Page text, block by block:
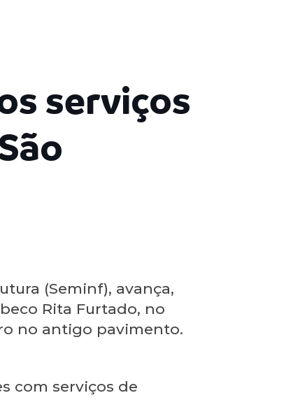
serviços
(Seminf), avança,
Rita Furtado, no
no antigo pavimento.
com serviços de